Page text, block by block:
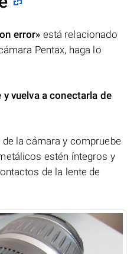
error» está relacionado
Pentax, haga lo
vuelva a conectarla de
la cámara y compruebe
estén íntegros y
de la lente de